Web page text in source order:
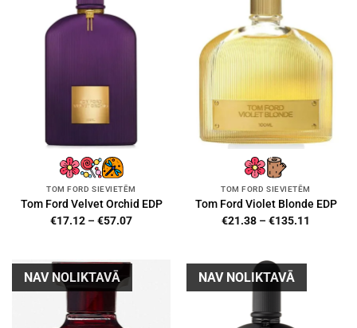
TOM FORD SIEVIETĒM
Tom Ford Velvet Orchid EDP
€17.12 – €57.07Price
through
TOM FORD SIEVIETĒM
Tom Ford Violet Blonde EDP
€21.38 – €135.11
NAV NOLIKTAVĀ NAV NOLIKTAVĀ